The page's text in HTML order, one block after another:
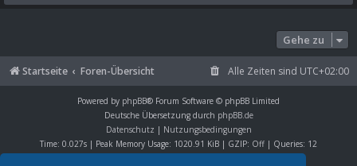
Gehe zu
Startseite Foren-Übersicht Alle Zeiten sind UTC+02:00
Powered by phpBB® Forum Software © phpBB Limited
Deutsche Übersetzung durch phpBB.de
Datenschutz | Nutzungsbedingungen
Time: 0.027s | Peak Memory Usage: 1020.91 KiB | GZIP: Off | Queries: 12